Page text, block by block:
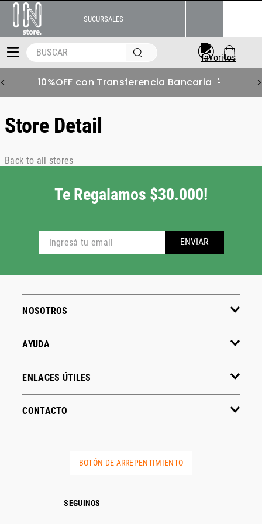
SUCURSALES
BUSCAR
10%OFF con Transferencia Bancaria 📱
Store Detail
Back to all stores
Te Regalamos $30.000!
ENVIAR
NOSOTROS
AYUDA
ENLACES ÚTILES
CONTACTO
BOTÓN DE ARREPENTIMIENTO
SEGUINOS